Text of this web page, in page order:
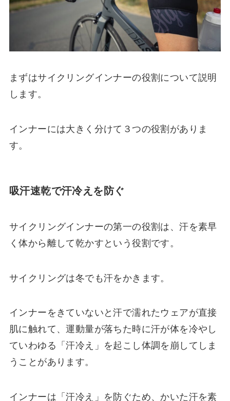
まずはサイクリングインナーの役割について説明
します。
インナーには大きく分けて３つの役割がありま
す。
吸汗速乾で汗冷えを防ぐ
サイクリングインナーの第一の役割は、汗を素早
く体から離して乾かすという役割です。
サイクリングは冬でも汗をかきます。
インナーをきていないと汗で濡れたウェアが直接
肌に触れて、運動量が落ちた時に汗が体を冷やし
ていわゆる「汗冷え」を起こし体調を崩してしま
うことがあります。
インナーは「汗冷え」を防ぐため、かいた汗を素